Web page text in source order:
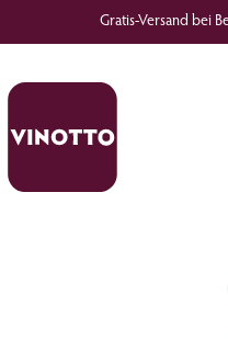
Gratis-Versand bei